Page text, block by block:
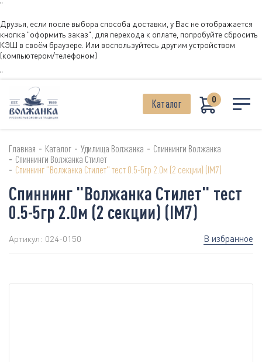
"
Друзья, если после выбора способа доставки, у Вас не отображается
кнопка "оформить заказ", для перехода к оплате, попробуйте сбросить
КЭШ в своём браузере. Или воспользуйтесь другим устройством
(компьютером/телефоном)
"
Каталог 0
Главная - Каталог - Удилища Волжанка - Спиннинги Волжанка
- Спиннинги Волжанка Стилет
- Спиннинг "Волжанка Стилет" тест 0.5-5гр 2.0м (2 секции) (IM7)
Спиннинг "Волжанка Стилет" тест
0.5-5гр 2.0м (2 секции) (IM7)
Артикул: 024-0150 В избранное